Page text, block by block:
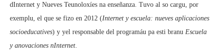
dInternet y Nueves Teunoloxíes na enseñanza. Tuvo al so cargu, por
exemplu, el que se fizo en 2012 (Internet y escuela: nueves aplicaciones
socioeducatives) y yel responsable del programáu pa esti branu Escuela
y anovaciones nInternet.